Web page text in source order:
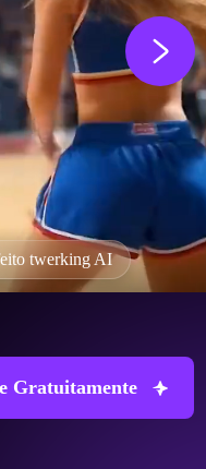
twerking AI
Gratuitamente